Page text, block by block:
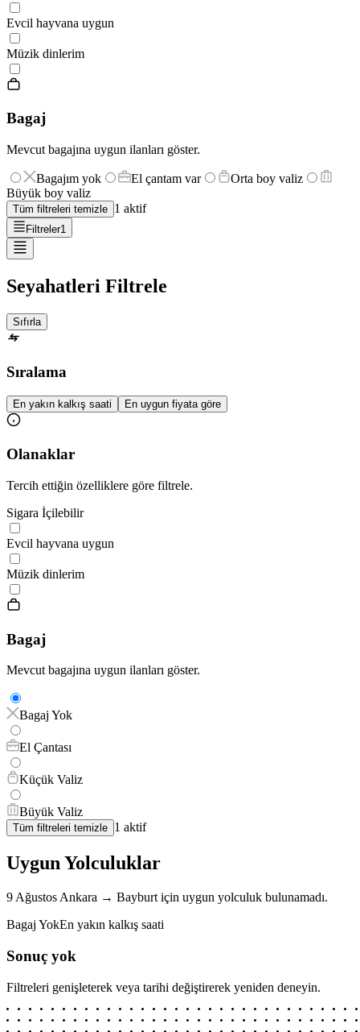
Evcil hayvana uygun
Müzik dinlerim
Bagaj
Mevcut bagajına uygun ilanları göster.
Bagajım yok El çantam var
Orta boy valiz
Büyük boy valiz
Tüm filtreleri temizle 1 aktif
Filtreler1
Seyahatleri Filtrele
Sıfırla
Sıralama
En yakın kalkış saati En uygun fiyata göre
Olanaklar
Tercih ettiğin özelliklere göre filtrele.
Sigara İçilebilir
Evcil hayvana uygun
Müzik dinlerim
Bagaj
Mevcut bagajına uygun ilanları göster.
Bagaj Yok
El Çantası
Küçük Valiz
Büyük Valiz
Tüm filtreleri temizle 1 aktif
Uygun Yolculuklar
9 Ağustos Ankara → Bayburt için uygun yolculuk bulunamadı.
Bagaj YokEn yakın kalkış saati
Sonuç yok
Filtreleri genişleterek veya tarihi değiştirerek yeniden deneyin.